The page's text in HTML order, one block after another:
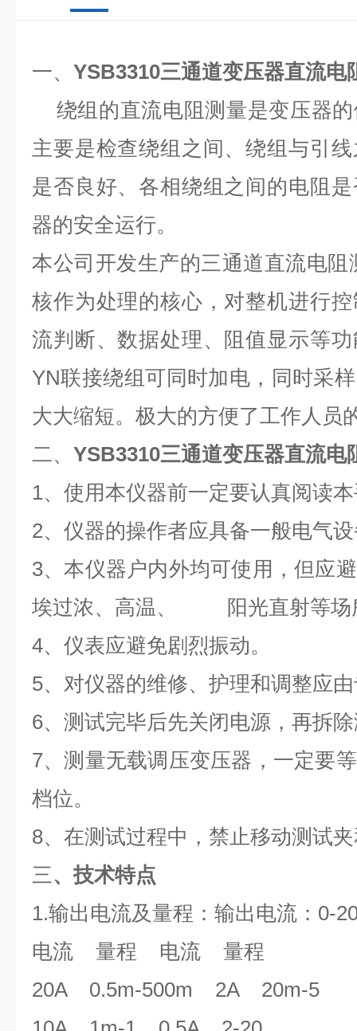
一、 YSB3310三通道变压器直流电
绕组的直流电阻测量是变压器
主要是检查绕组之间、绕组与引
是否良好、各相绕组之间的电阻
器的安全运行。
本公司开发生产的三通道直流电
核作为处理的核心，对整机进行
流判断、数据处理、阻值显示等
YN联接绕组可同时加电，同时采
大大缩短。极大的方便了工作人员
二、 YSB3310三通道变压器直流电
1、使用本仪器前一定要认真阅读
2、仪器的操作者应具备一般电气
3、本仪器户内外均可使用，但应
埃过浓、高温、 阳光直射等场
4、仪表应避免剧烈振动。
5、对仪器的维修、护理和调整应
6、测试完毕后先关闭电源，再拆
7、测量无载调压变压器，一定要
档位。
8、在测试过程中，禁止移动测试
三、技术特点
1.输出电流及量程：输出电流：0-
电流 量程 电流 量程
20A 0.5m-500m 2A 20m-5